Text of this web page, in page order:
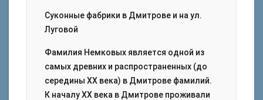
Суконные фабрики в Дмитрове и на ул.
Луговой
Фамилия Немковых является одной из
самых древних и распространенных (до
середины ХХ века) в Дмитрове фамилий.
К началу ХХ века в Дмитрове проживали